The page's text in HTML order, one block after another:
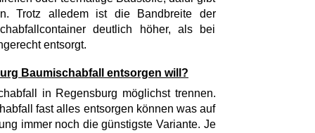
Trotz alledem ist die Bandbreite der
deutlich höher, als bei
entsorgt.
Baumischabfall entsorgen will?
in Regensburg möglichst trennen.
fast alles entsorgen können was auf
immer noch die günstigste Variante. Je